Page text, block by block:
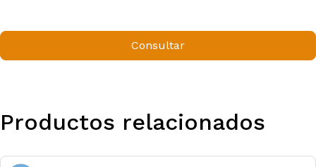
Consultar
Productos relacionados